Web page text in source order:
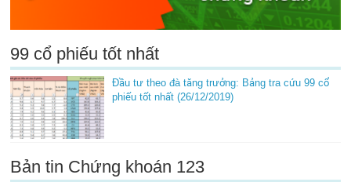
99 cổ phiếu tốt nhất
Đầu tư theo đà tăng trưởng: Bảng tra cứu 99 cổ
phiếu tốt nhất (26/12/2019)
Bản tin Chứng khoán 123